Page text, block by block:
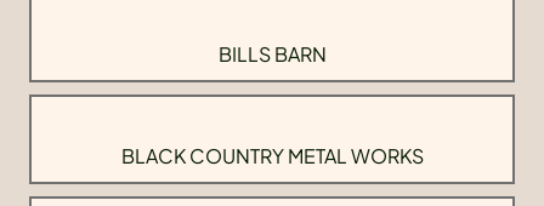
BILLS BARN
BLACK COUNTRY METAL WORKS